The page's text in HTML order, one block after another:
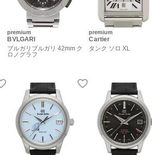
premium
BVLGARI
ブルガリブルガリ 42mm ク
ロノグラフ
premium
Cartier
タンク ソロ XL